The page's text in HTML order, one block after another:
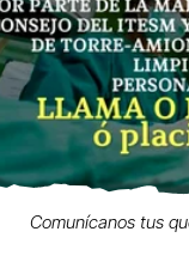
Comunícanos tus